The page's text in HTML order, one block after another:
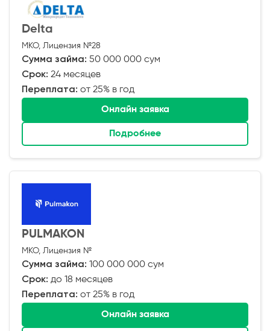
Кредит онлайн
Кредит для предпринимателей
Кредит для самозанятых
Кредитный калькулятор
Delta
МКО, Лицензия №28
Сумма займа: 50 000 000 сум
Срок: 24 месяцев
Переплата: от 25% в год
Онлайн заявка
Подробнее
PULMAKON
МКО, Лицензия №
Сумма займа: 100 000 000 сум
Срок: до 18 месяцев
Переплата: от 25% в год
Онлайн заявка